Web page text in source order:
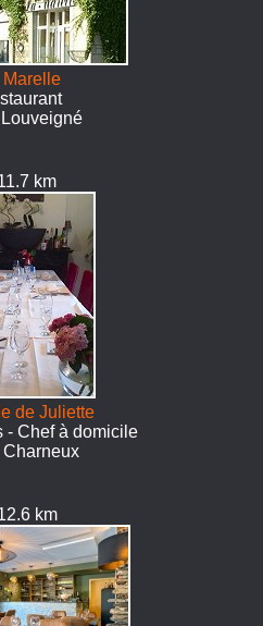
Marelle
km
de Juliette
- Chef à domicile
km